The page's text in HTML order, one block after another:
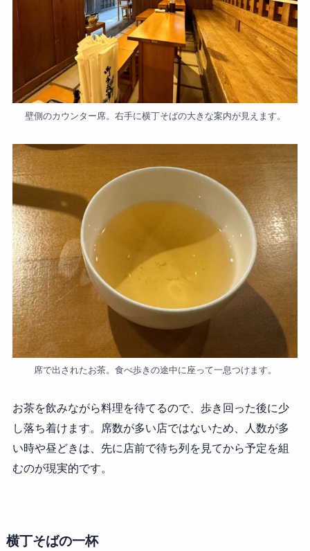
壁側のカウンター席。右手に横丁そばの大きな案内が見えます。
席で出されたお茶。食べ歩きの途中に座って一息つけます。
お茶を飲みながら料理を待てるので、歩き回った後に少
し落ち着けます。席数が多い店ではないため、人数が多
い時や昼どきは、先に店前で待ち列を見てから予定を組
むのが現実的です。
横丁そばの一杯